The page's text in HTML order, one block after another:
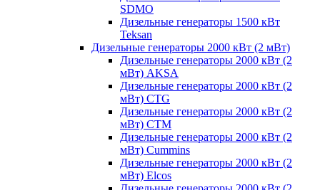
SDMO
Дизельные генераторы 1500 кВт
Teksan
Дизельные генераторы 2000 кВт (2 мВт)
Дизельные генераторы 2000 кВт (2
мВт) AKSA
Дизельные генераторы 2000 кВт (2
мВт) CTG
Дизельные генераторы 2000 кВт (2
мВт) CTM
Дизельные генераторы 2000 кВт (2
мВт) Cummins
Дизельные генераторы 2000 кВт (2
мВт) Elcos